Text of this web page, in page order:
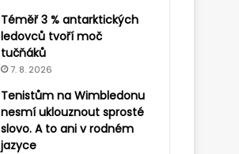
Téměř 3 % antarktických
ledovců tvoří moč
tučňáků
7. 8. 2026
Tenistům na Wimbledonu
nesmí uklouznout sprosté
slovo. A to ani v rodném
jazyce